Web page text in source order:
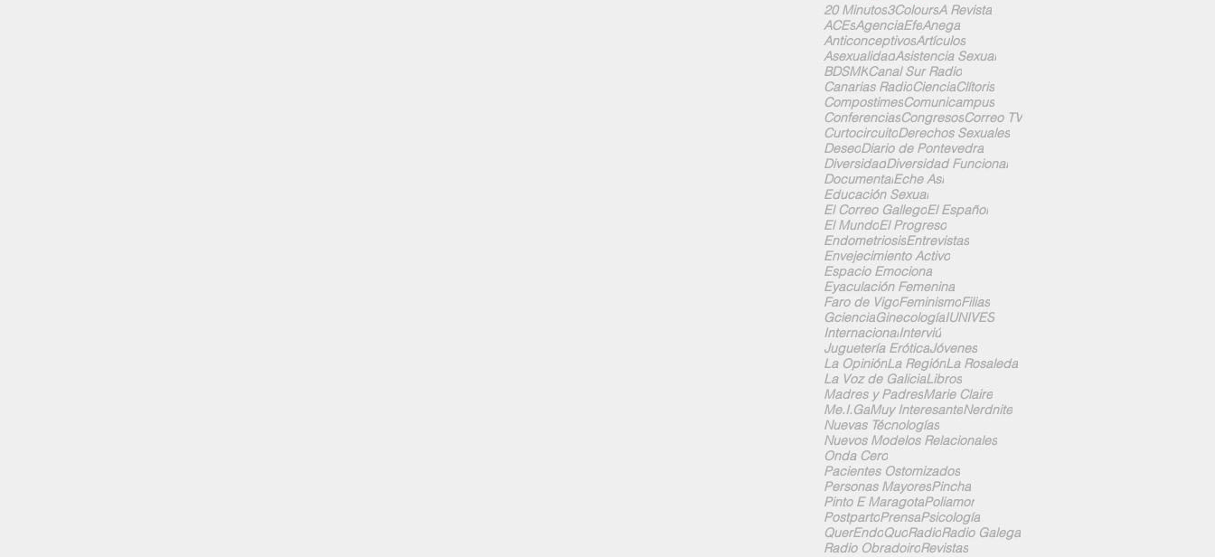
20 Minutos3ColoursA Revista
ACEsAgenciaEfeAnega
AnticonceptivosArtículos
AsexualidadAsistencia Sexual
BDSMKCanal Sur Radio
Canarias RadioCienciaClítoris
CompostimesComunicampus
ConferenciasCongresosCorreo TV
CurtocircuitoDerechos Sexuales
DeseoDiario de Pontevedra
DiversidadDiversidad Funcional
DocumentalEche Así
Educación Sexual
El Correo GallegoEl Español
El MundoEl Progreso
EndometriosisEntrevistas
Envejecimiento Activo
Espacio Emociona
Eyaculación Femenina
Faro de VigoFeminismoFilias
GcienciaGinecologíaIUNIVES
InternacionalInterviú
Juguetería EróticaJóvenes
La OpiniónLa RegiónLa Rosaleda
La Voz de GaliciaLibros
Madres y PadresMarie Claire
Me.I.GaMuy InteresanteNerdnite
Nuevas Técnologías
Nuevos Modelos Relacionales
Onda Cero
Pacientes Ostomizados
Personas MayoresPincha
Pinto E MaragotaPoliamor
PostpartoPrensaPsicología
QuerEndoQuoRadioRadio Galega
Radio ObradoiroRevistas